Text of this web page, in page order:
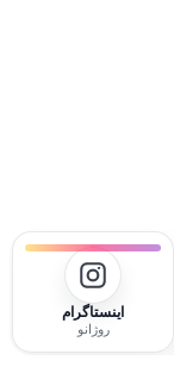
اینستاگرام
روژانو